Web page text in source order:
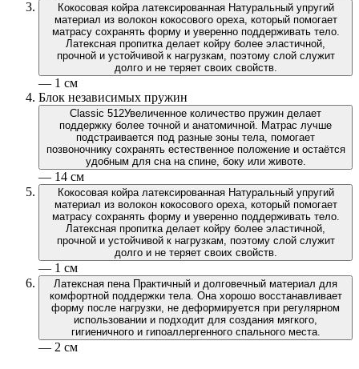
Кокосовая койра латексированнаяНатуральный упругий
материал из волокон кокосового ореха, который помогает
матрасу сохранять форму и уверенно поддерживать тело.
Латексная пропитка делает койру более эластичной,
прочной и устойчивой к нагрузкам, поэтому слой служит
долго и не теряет своих свойств.
— 1 см
Блок независимых пружин
Classic 512Увеличенное количество пружин делает
поддержку более точной и анатомичной. Матрас лучше
подстраивается под разные зоны тела, помогает
позвоночнику сохранять естественное положение и остаётся
удобным для сна на спине, боку или животе.
— 14 см
Кокосовая койра латексированнаяНатуральный упругий
материал из волокон кокосового ореха, который помогает
матрасу сохранять форму и уверенно поддерживать тело.
Латексная пропитка делает койру более эластичной,
прочной и устойчивой к нагрузкам, поэтому слой служит
долго и не теряет своих свойств.
— 1 см
Латексная пенаПрактичный и долговечный материал для
комфортной поддержки тела. Она хорошо восстанавливает
форму после нагрузки, не деформируется при регулярном
использовании и подходит для создания мягкого,
гигиеничного и гипоаллергенного спального места.
— 2 см